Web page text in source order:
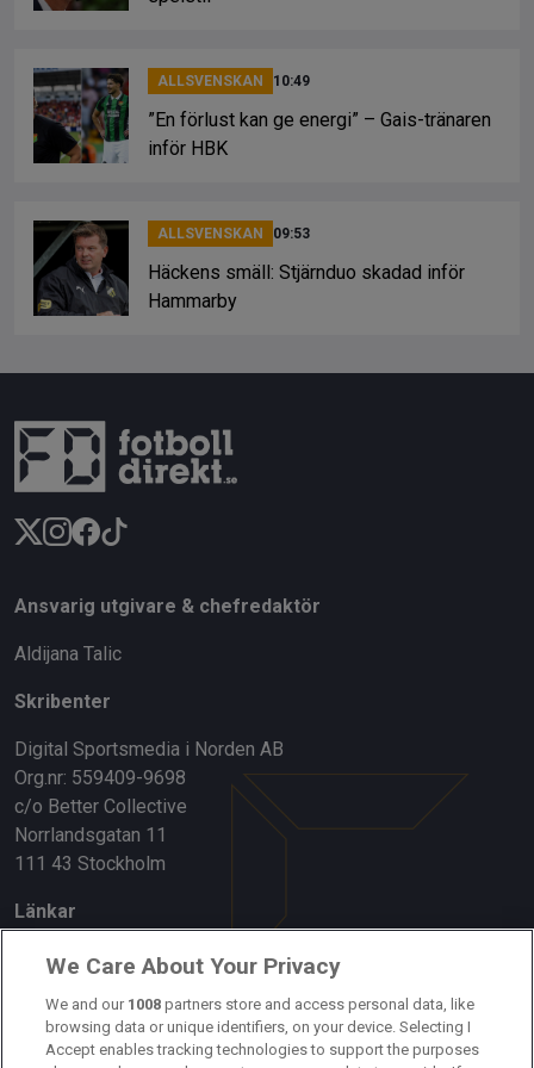
ALLSVENSKAN 10:49
”En förlust kan ge energi” – Gais-tränaren
inför HBK
ALLSVENSKAN 09:53
Häckens smäll: Stjärnduo skadad inför
Hammarby
Ansvarig utgivare & chefredaktör
Aldijana Talic
Skribenter
Digital Sportsmedia i Norden AB
Org.nr: 559409-9698
c/o Better Collective
Norrlandsgatan 11
111 43 Stockholm
Länkar
Om oss
Kontakta oss
Kundtjänst
We Care About Your Privacy
We and our 1008 partners store and access personal data, like
browsing data or unique identifiers, on your device. Selecting I
Accept enables tracking technologies to support the purposes